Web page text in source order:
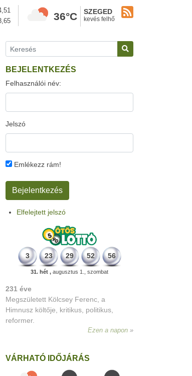
36°C SZEGED
kevés felhő
BEJELENTKEZÉS
Felhasználói név:
Jelszó
Emlékezz rám!
Elfelejtett jelszó
3 23 29 52 56
31. hét , augusztus 1., szombat
331 éve
Megszületett Mikes Kelemen
memoáríró, műfordító, a XVIII. századi
magyar prózairodalom legnagyobb
VÁRHATÓ IDŐJÁRÁS